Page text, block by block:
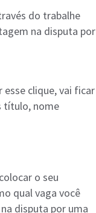
do trabalhe
na disputa por
esse clique, vai ficar
título, nome
o seu
qual vaga você
disputa por uma